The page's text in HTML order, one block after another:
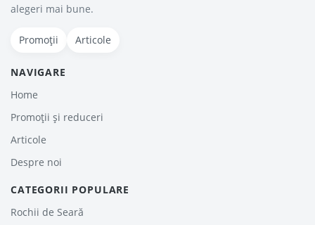
alegeri mai bune.
Promoții Articole
NAVIGARE
Home
Promoții și reduceri
Articole
Despre noi
CATEGORII POPULARE
Rochii de Seară